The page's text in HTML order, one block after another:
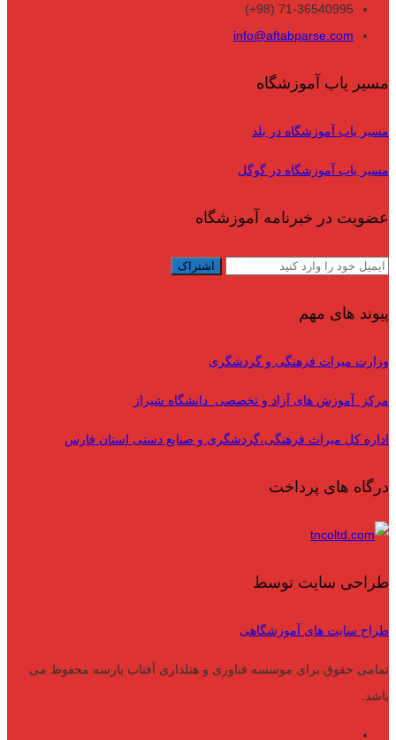
71-36540995 (98+)
info@aftabparse.com
مسیر یاب آموزشگاه
مسیر یاب آموزشگاه در بلد
مسیر یاب آموزشگاه در گوگل
عضویت در خبرنامه آموزشگاه
پیوند های مهم
وزارت میراث فرهنگی و گردشگری
مرکز آموزش های آزاد و تخصصی دانشگاه شیراز
اداره کل میراث فرهنگی،گردشگری و صنایع دستی استان فارس
درگاه های پرداخت
طراحی سایت توسط
طراح سایت های آموزشگاهی
تمامی حقوق برای موسسه فناوری و هتلداری آفتاب پارسه محفوظ می
باشد.